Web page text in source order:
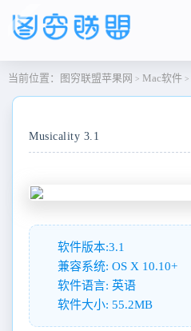
当前位置： 图穷联盟苹果网 > Mac软件 >
Musicality 3.1
软件版本:3.1
兼容系统: OS X 10.10+
软件语言: 英语
软件大小: 55.2MB